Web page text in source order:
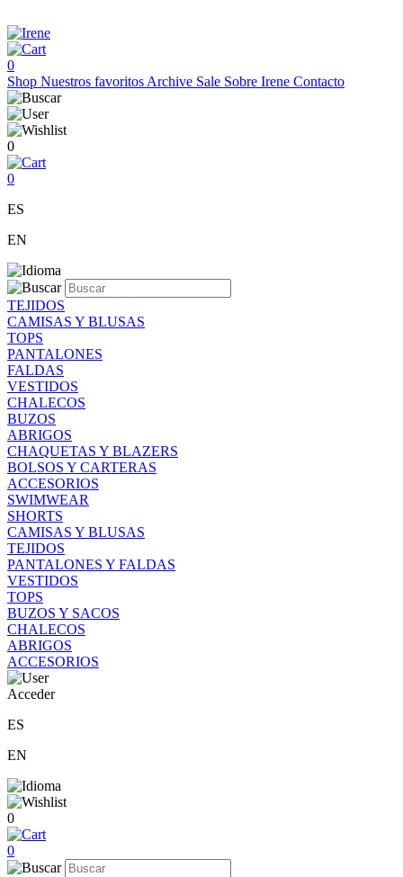
0
Shop Nuestros favoritos Archive Sale Sobre Irene Contacto
0
0
ES
EN
TEJIDOS
CAMISAS Y BLUSAS
TOPS
PANTALONES
FALDAS
VESTIDOS
CHALECOS
BUZOS
ABRIGOS
CHAQUETAS Y BLAZERS
BOLSOS Y CARTERAS
ACCESORIOS
SWIMWEAR
SHORTS
CAMISAS Y BLUSAS
TEJIDOS
PANTALONES Y FALDAS
VESTIDOS
TOPS
BUZOS Y SACOS
CHALECOS
ABRIGOS
ACCESORIOS
Acceder
ES
EN
0
0